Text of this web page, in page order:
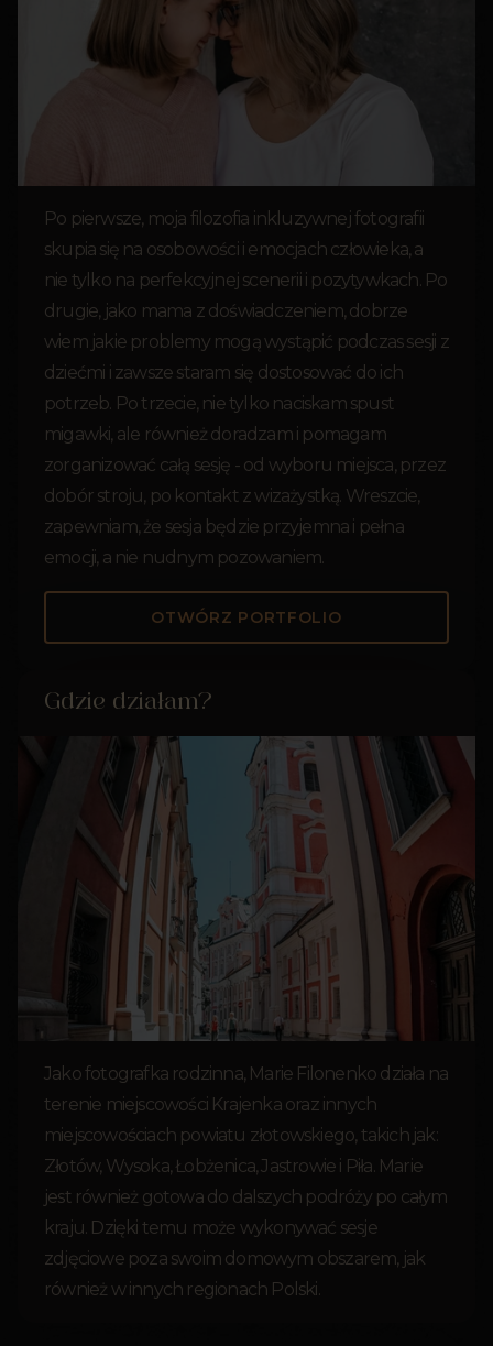
Po pierwsze, moja filozofia inkluzywnej fotografii
skupia się na osobowości i emocjach człowieka, a
nie tylko na perfekcyjnej scenerii i pozytywkach. Po
drugie, jako mama z doświadczeniem, dobrze
wiem jakie problemy mogą wystąpić podczas sesji z
dziećmi i zawsze staram się dostosować do ich
potrzeb. Po trzecie, nie tylko naciskam spust
migawki, ale również doradzam i pomagam
zorganizować całą sesję - od wyboru miejsca, przez
dobór stroju, po kontakt z wizażystką. Wreszcie,
zapewniam, że sesja będzie przyjemna i pełna
emocji, a nie nudnym pozowaniem.
OTWÓRZ PORTFOLIO
Gdzie działam?
Jako fotografka rodzinna, Marie Filonenko działa na
terenie miejscowości Krajenka oraz innych
miejscowościach powiatu złotowskiego, takich jak:
Złotów, Wysoka, Łobżenica, Jastrowie i Piła. Marie
jest również gotowa do dalszych podróży po całym
kraju. Dzięki temu może wykonywać sesje
zdjęciowe poza swoim domowym obszarem, jak
również w innych regionach Polski.